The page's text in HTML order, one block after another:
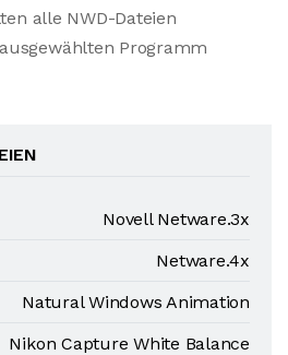
alle NWD-Dateien
Programm
Novell Netware.3x
Netware.4x
Natural Windows Animation
Nikon Capture White Balance